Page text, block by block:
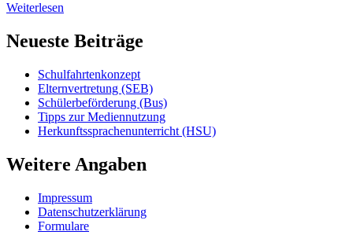
Weiterlesen
Neueste Beiträge
Schulfahrtenkonzept
Elternvertretung (SEB)
Schülerbeförderung (Bus)
Tipps zur Mediennutzung
Herkunftssprachenunterricht (HSU)
Weitere Angaben
Impressum
Datenschutzerklärung
Formulare